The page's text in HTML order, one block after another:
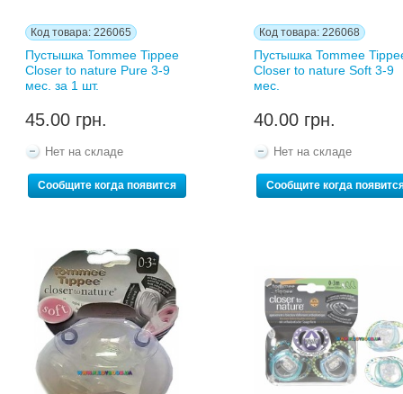
Код товара: 226065
Пустышка Tommee Tippee
Closer to nature Pure 3-9
мес. за 1 шт.
45.00 грн.
Нет на складе
Сообщите когда появится
Код товара: 226068
Пустышка Tommee
Closer to nature Soft 3-9
мес.
40.00 грн.
Нет на складе
Сообщите когда